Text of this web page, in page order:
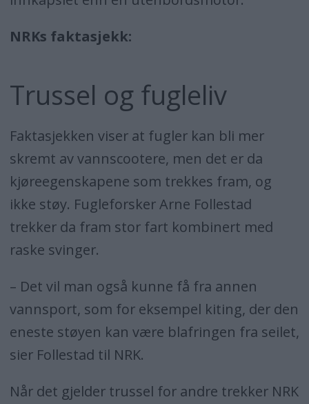
NRKs faktasjekk:
Trussel og fugleliv
Faktasjekken viser at fugler kan bli mer
skremt av vannscootere, men det er da
kjøreegenskapene som trekkes fram, og
ikke støy. Fugleforsker Arne Follestad
trekker da fram stor fart kombinert med
raske svinger.
– Det vil man også kunne få fra annen
vannsport, som for eksempel kiting, der den
eneste støyen kan være blafringen fra seilet,
sier Follestad til NRK.
Når det gjelder trussel for andre trekker NRK